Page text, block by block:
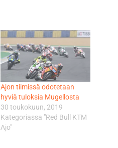
Ajon tiimissä odotetaan
hyviä tuloksia Mugellosta
30 toukokuun, 2019
Kategoriassa "Red Bull KTM
Ajo"